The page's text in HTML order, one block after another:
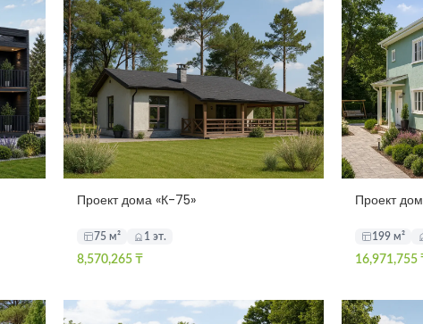
Проект дома «К-75»
75 м² 1 эт.
8,570,265 ₸
Проект
199 м²
16,971,755